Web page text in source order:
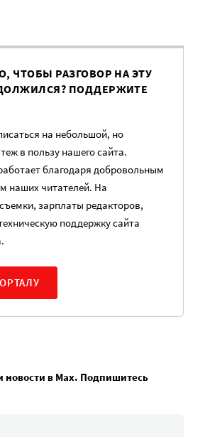
ЧТОБЫ РАЗГОВОР НА ЭТУ
ПОДДЕРЖИТЕ
на небольшой, но
в пользу нашего сайта.
благодаря добровольным
наших читателей. На
зарплаты редакторов,
поддержку сайта
новости в Max. Подпишитесь